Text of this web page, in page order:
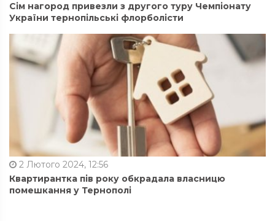
Сім нагород привезли з другого туру Чемпіонату
України тернопільські флорболісти
2 Лютого 2024, 12:56
Квартирантка пів року обкрадала власницю
помешкання у Тернополі